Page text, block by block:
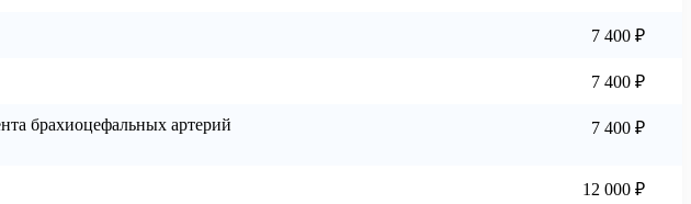
7 400 ₽
7 400 ₽
брахиоцефальных артерий
7 400 ₽
12 000 ₽